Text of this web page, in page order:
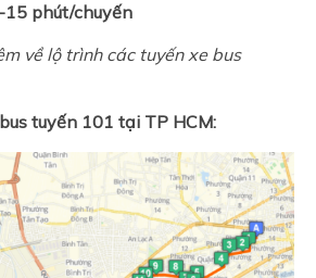
15 phút/chuyến
về lộ trình các tuyến xe bus
tuyến 101 tại TP HCM: